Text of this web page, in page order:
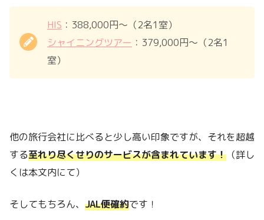
HIS ：388,000円～（2名1室）
シャイニングツアー ：379,000円～（2名1
室）
他の旅行会社に比べると少し高い印象ですが、それを超越
する至れり尽くせりのサービスが含まれています！ （詳し
くは本文内にて）
そしてもちろん、 JAL便確約です！